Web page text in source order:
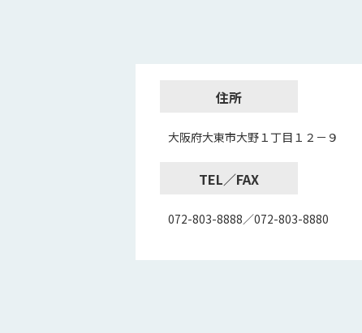
住所
大阪府大東市大野１丁目１２－９
TEL／FAX
072-803-8888／072-803-8880